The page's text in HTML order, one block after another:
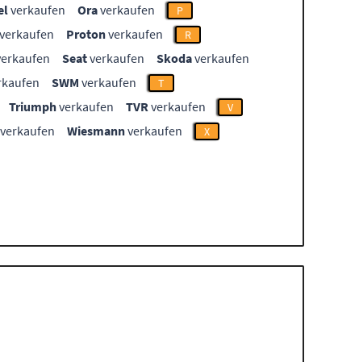
verkaufen Oraverkaufen P
verkaufen Protonverkaufen R
Seatverkaufen Skodaverkaufen
SWM verkaufen T
Triumphverkaufen TVRverkaufen V
verkaufen Wiesmannverkaufen X